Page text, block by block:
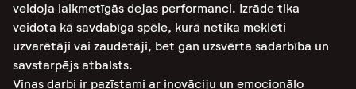
veidoja laikmetīgās dejas performanci. Izrāde tika
veidota kā savdabīga spēle, kurā netika meklēti
uzvarētāji vai zaudētāji, bet gan uzsvērta sadarbība un
savstarpējs atbalsts​.
Viņas darbi ir pazīstami ar inovāciju un emocionālo